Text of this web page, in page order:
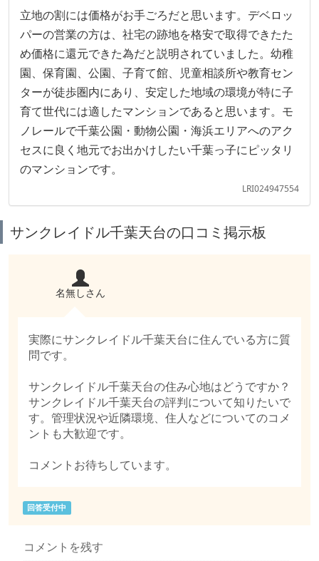
立地の割には価格がお手ごろだと思います。デベロッ
パーの営業の方は、社宅の跡地を格安で取得できたた
め価格に還元できた為だと説明されていました。幼稚
園、保育園、公園、子育て館、児童相談所や教育セン
ターが徒歩圏内にあり、安定した地域の環境が特に子
育て世代には適したマンションであると思います。モ
ノレールで千葉公園・動物公園・海浜エリアへのアク
セスに良く地元でお出かけしたい千葉っ子にピッタリ
のマンションです。
LRI024947554
サンクレイドル千葉天台の口コミ掲示板
名無しさん
実際にサンクレイドル千葉天台に住んでいる方に質
問です。
サンクレイドル千葉天台の住み心地はどうですか？
サンクレイドル千葉天台の評判について知りたいで
す。管理状況や近隣環境、住人などについてのコメ
ントも大歓迎です。
コメントお待ちしています。
回答受付中
コメントを残す